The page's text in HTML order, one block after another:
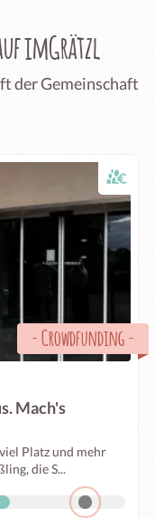
imGrätzl
der Gemeinschaft
-Crowdfunding-
Mach's
Platz und mehr
die S...